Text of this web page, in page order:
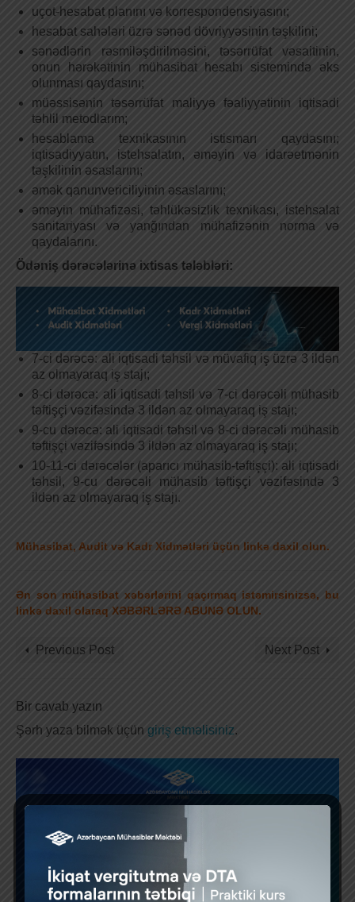
uçot-hesabat planını və korrespondensiyasını;
hesabat sahələri üzrə sənəd dövriyyəsinin təşkilini;
sənədlərin rəsmiləşdirilməsini, təsərrüfat vəsaitinin,
onun hərəkətinin mühasibat hesabı sistemində əks
olunması qaydasını;
müəssisənin təsərrüfat maliyyə fəaliyyətinin iqtisadi
təhlil metodlarım;
hesablama texnikasının istismarı qaydasını;
iqtisadiyyatın, istehsalatın, əməyin və idarəetmənin
təşkilinin əsaslarını;
əmək qanunvericiliyinin əsaslarını;
əməyin mühafizəsi, təhlükəsizlik texnikası, istehsalat
sanitariyası və yanğından mühafizənin norma və
qaydalarını.
Ödəniş dərəcələrinə ixtisas tələbləri:
7-ci dərəcə: ali iqtisadi təhsil və müvafiq iş üzrə 3 ildən
az olmayaraq iş stajı;
8-ci dərəcə: ali iqtisadi təhsil və 7-ci dərəcəli mühasib
təftişçi vəzifəsində 3 ildən az olmayaraq iş stajı;
9-cu dərəcə: ali iqtisadi təhsil və 8-ci dərəcəli mühasib
təftişçi vəzifəsində 3 ildən az olmayaraq iş stajı;
10-11-ci dərəcələr (aparıcı mühasib-təftişçi): ali iqtisadi
təhsil, 9-cu dərəcəli mühasib təftişçi vəzifəsində 3
ildən az olmayaraq iş stajı.
Mühasibat, Audit və Kadr Xidmətləri üçün linkə daxil olun.
Ən son mühasibat xəbərlərini qaçırmaq istəmirsinizsə, bu
linkə daxil olaraq XƏBƏRLƏRƏ ABUNƏ OLUN.
Previous Post Next Post
Bir cavab yazın
Şərh yaza bilmək üçün giriş etməlisiniz.